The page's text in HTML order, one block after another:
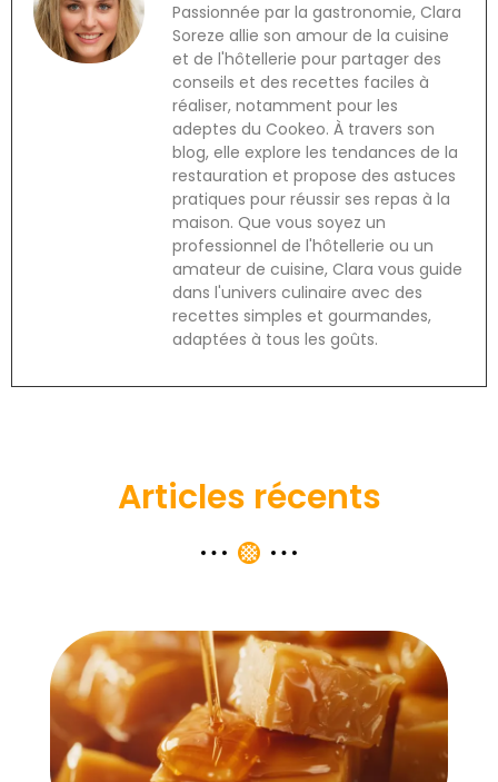
Passionnée par la gastronomie, Clara
Soreze allie son amour de la cuisine
et de l'hôtellerie pour partager des
conseils et des recettes faciles à
réaliser, notamment pour les
adeptes du Cookeo. À travers son
blog, elle explore les tendances de la
restauration et propose des astuces
pratiques pour réussir ses repas à la
maison. Que vous soyez un
professionnel de l'hôtellerie ou un
amateur de cuisine, Clara vous guide
dans l'univers culinaire avec des
recettes simples et gourmandes,
adaptées à tous les goûts.
Articles récents